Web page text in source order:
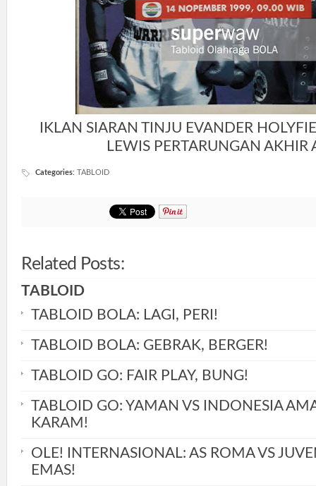
IKLAN SIARAN TINJU EVANDER
LEWIS PERTARUNGAN AKHIR
Categories: TABLOID
Related Posts:
TABLOID
TABLOID BOLA: LAGI, PERI!
TABLOID BOLA: GEBRAK, BERGER!
TABLOID GO: FAIR PLAY, BUNG!
TABLOID GO: YAMAN VS INDONESIA
KARAM!
OLE! INTERNASIONAL: AS ROMA VS
EMAS!